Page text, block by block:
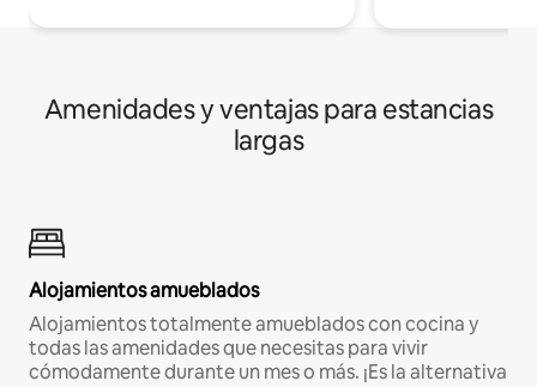
Amenidades y ventajas para estancias
largas
Alojamientos amueblados
Alojamientos totalmente amueblados con cocina y
todas las amenidades que necesitas para vivir
cómodamente durante un mes o más. ¡Es la alternativa